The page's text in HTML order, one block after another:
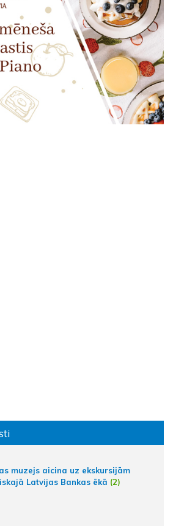
muzejs aicina uz ekskursijām
Latvijas Bankas ēkā (2)